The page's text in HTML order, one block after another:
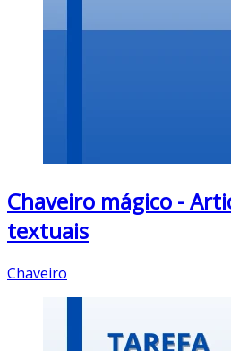
Chaveiro mágico -
textuais
Chaveiro